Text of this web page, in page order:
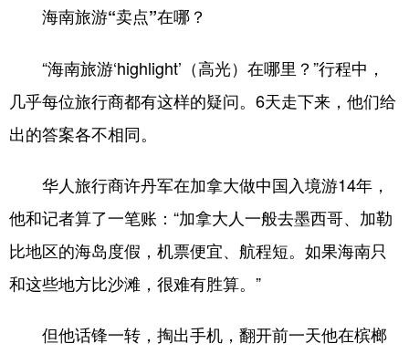
海南旅游“卖点”在哪？
“海南旅游‘highlight’（高光）在哪里？”行程中，
几乎每位旅行商都有这样的疑问。6天走下来，他们给
出的答案各不相同。
华人旅行商许丹军在加拿大做中国入境游14年，
他和记者算了一笔账：“加拿大人一般去墨西哥、加勒
比地区的海岛度假，机票便宜、航程短。如果海南只
和这些地方比沙滩，很难有胜算。”
但他话锋一转，掏出手机，翻开前一天他在槟榔